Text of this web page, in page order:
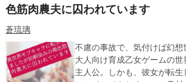
色筋肉農夫に囚われています
蒼琉璃
不慮の事故で、気付けば幻想
大人向け育成乙女ゲームの
主人公。しかも、彼女が転